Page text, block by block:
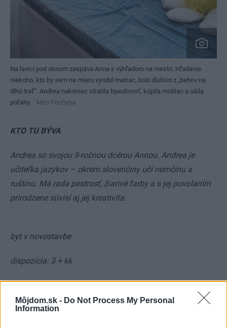
Môjdom.sk - Do Not Process My Personal
Information
Na lavici pod oknom zaspáva Anna s výhľadom na mesto. Hľadanie
niekoho, kto by sem na mieru vyrobil matrac, bolo ďalším z „behov na
dlhú trať“. Andrea nakoniec stratila trpezlivosť, kúpila molitan a ušila
poťahy.
Miro Pochyba
KTO TU BÝVA
Andrea so svojou 9-ročnou dcérou Annou. Andrea je
učiteľka jazykov – okrem slovenčiny učí nemčinu a
ruštinu. Má rada pestrosť, žiarivé farby a s jej povolaním
prirodzene súvisí aj jej kreativita.
byt v novostavbe
dispozícia: 3 + kk
obytná plocha: 85 m²
lokalita: Bratislava